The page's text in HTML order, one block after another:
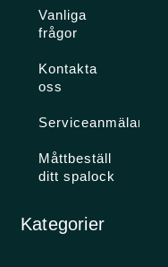
Vanliga
frågor
Kontakta
oss
Serviceanmälan
Måttbeställ
ditt spalock
Kategorier